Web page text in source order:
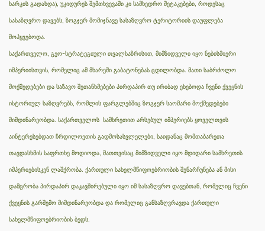
ხარკის გადახდა), უკიდურეს შემთხვევაში კი სამხედრო შეტაკებები, როდესაც
სასაზღვრო დავებს, ზოგჯერ მომიჯნავე სასაზღვრო ტერიტორიის დაუფლება
მოჰყვებოდა.
საქართველო, გეო-სტრატეგიული თვალსაზრისით, მიმზიდველი იყო ნებისმიერი
იმპერიისთვის, რომელიც ამ მხარეში გაბატონებას ცდილობდა. მათი საბრძოლო
მოქმედებები და საზავო შეთანხმებები პირდაპირ თუ ირიბად ეხებოდა ჩვენი ქვეყნის
ისტორიულ საზღვრებს, რომლის ფარგლებშიც ზოგჯერ საომარი მოქმედებები
მიმდინარეობდა. საქართველოს სამხრეთით არსებულ იმპერიებს ყოველთვის
აინტერესებდათ ჩრდილოეთის გადმოსასვლელები, საიდანაც მომთაბარეთა
თავდასხმის საფრთხე მოდიოდა, მათთვისაც მიმზიდველი იყო მდიდარი სამხრეთის
იმპერიებისკენ ლაშქრობა. ქართული სახელმწიფოებრიობის შენარჩუნება ან მისი
დამცრობა პირდაპირ დაკავშირებული იყო იმ სასაზღვრო დავებთან, რომელიც ჩვენი
ქვეყნის გარშემო მიმდინარეობდა და რომელიც განსაზღვრავდა ქართული
სახელმწიფოებრიობის ბედს.